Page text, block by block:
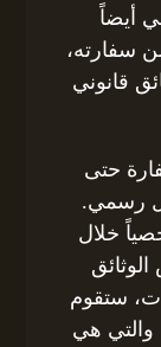
أيضاً
سفارته،
قانوني
حتى
رسمي.
خلال
ستقوم
والتي هي